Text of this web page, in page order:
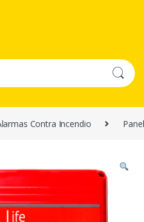
Contra Incendio